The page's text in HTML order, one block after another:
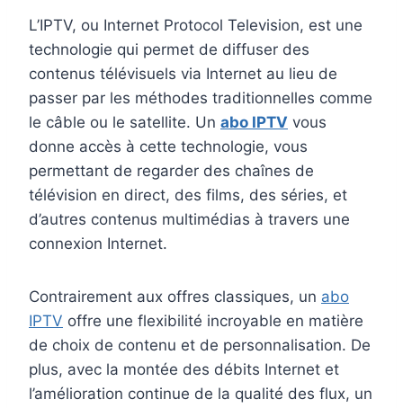
L’IPTV, ou Internet Protocol Television, est une
technologie qui permet de diffuser des
contenus télévisuels via Internet au lieu de
passer par les méthodes traditionnelles comme
le câble ou le satellite. Un abo IPTV vous
donne accès à cette technologie, vous
permettant de regarder des chaînes de
télévision en direct, des films, des séries, et
d’autres contenus multimédias à travers une
connexion Internet.
Contrairement aux offres classiques, un abo
IPTV offre une flexibilité incroyable en matière
de choix de contenu et de personnalisation. De
plus, avec la montée des débits Internet et
l’amélioration continue de la qualité des flux, un